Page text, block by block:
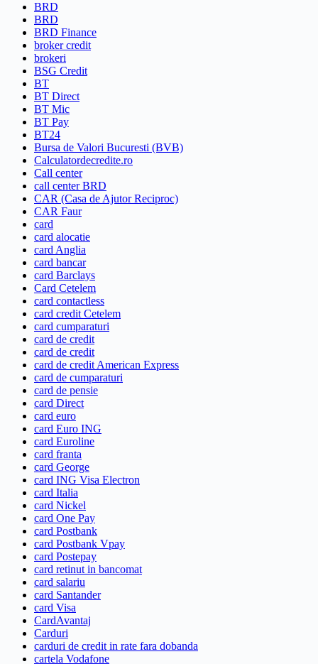
BRD
BRD
BRD Finance
broker credit
brokeri
BSG Credit
BT
BT Direct
BT Mic
BT Pay
BT24
Bursa de Valori Bucuresti (BVB)
Calculatordecredite.ro
Call center
call center BRD
CAR (Casa de Ajutor Reciproc)
CAR Faur
card
card alocatie
card Anglia
card bancar
card Barclays
Card Cetelem
card contactless
card credit Cetelem
card cumparaturi
card de credit
card de credit
card de credit American Express
card de cumparaturi
card de pensie
card Direct
card euro
card Euro ING
card Euroline
card franta
card George
card ING Visa Electron
card Italia
card Nickel
card One Pay
card Postbank
card Postbank Vpay
card Postepay
card retinut in bancomat
card salariu
card Santander
card Visa
CardAvantaj
Carduri
carduri de credit in rate fara dobanda
cartela Vodafone